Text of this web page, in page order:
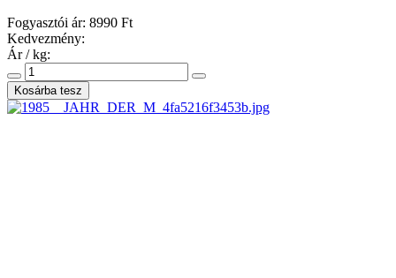
Fogyasztói ár: 8990 Ft
Kedvezmény:
Ár / kg: